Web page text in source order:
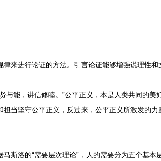
进行论证的方法。引言论证能够增强说理性和
能，讲信修睦。”公平正义，本是人类共同的美
当坚守公平正义，反过来，公平正义所激发的
洛的“需要层次理论”，人的需要分为五个基本